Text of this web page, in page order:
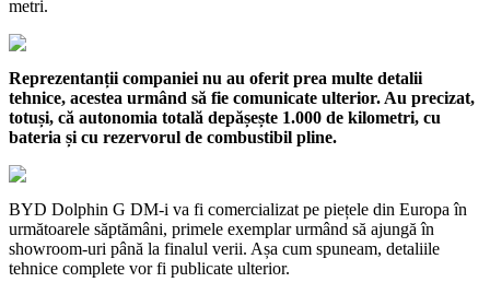
metri.
Reprezentanții companiei nu au oferit prea multe detalii
tehnice, acestea urmând să fie comunicate ulterior. Au precizat,
totuși, că autonomia totală depășește 1.000 de kilometri, cu
bateria și cu rezervorul de combustibil pline.
BYD Dolphin G DM-i va fi comercializat pe piețele din Europa în
următoarele săptămâni, primele exemplar urmând să ajungă în
showroom-uri până la finalul verii. Așa cum spuneam, detaliile
tehnice complete vor fi publicate ulterior.